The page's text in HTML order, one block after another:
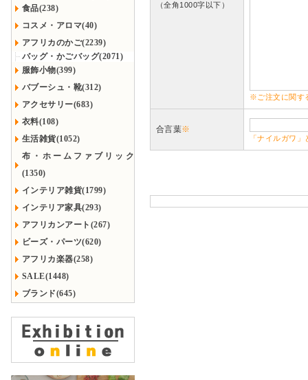
食品(238)
コスメ・アロマ(40)
アフリカのかご(2239)
バッグ・かごバッグ(2071)
服飾小物(399)
バブーシュ・靴(312)
アクセサリー(683)
衣料(108)
生活雑貨(1052)
布・ホームファブリック
(1350)
インテリア雑貨(1799)
インテリア家具(293)
アフリカンアート(267)
ビーズ・パーツ(620)
アフリカ楽器(258)
SALE(1448)
ブランド(645)
（全角1000字以下）
※ご注文に関す
合言葉※
「ナイルガワ